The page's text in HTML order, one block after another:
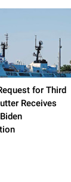
for Third
Receives